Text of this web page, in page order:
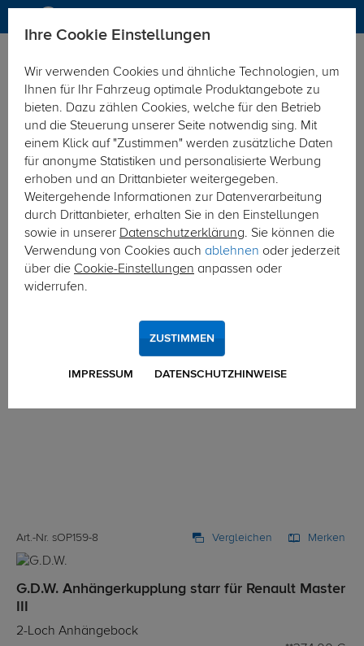
Hier geht's zur Fahrzeugübersicht: Renault Master
Art.-Nr. sOP159-8 Vergleichen Merken
G.D.W. Anhängerkupplung starr für Renault Master
2-Loch Anhängebock
Ihre Cookie Einstellungen
Wir verwenden Cookies und ähnliche Technologien, um
Ihnen für Ihr Fahrzeug optimale Produktangebote zu
bieten. Dazu zählen Cookies, welche für den Betrieb
und die Steuerung unserer Seite notwendig sing. Mit
einem Klick auf "Zustimmen" werden zusätzliche Daten
für anonyme Statistiken und personalisierte Werbung
erhoben und an Drittanbieter weitergegeben.
Weitergehende Informationen zur Datenverarbeitung
durch Drittanbieter, erhalten Sie in den Einstellungen
sowie in unserer Datenschutzerklärung. Sie können die
Verwendung von Cookies auch ablehnen oder jederzeit
über die Cookie-Einstellungen anpassen oder
widerrufen.
IMPRESSUM DATENSCHUTZHINWEISE
ZUSTIMMEN